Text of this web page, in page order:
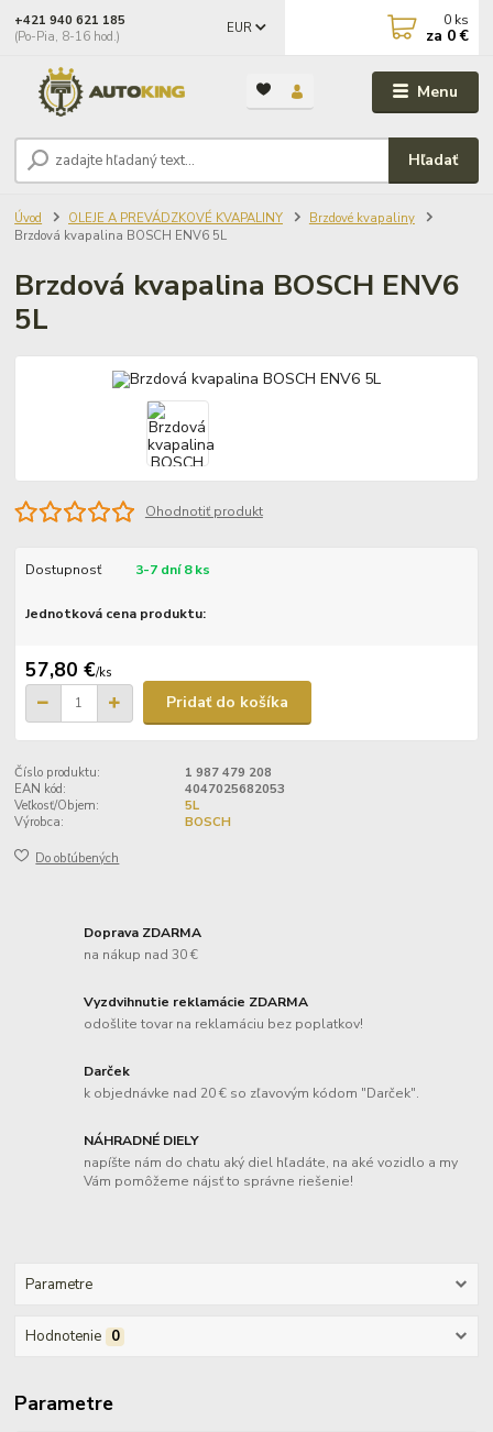
Menu
EUR
Hľadať
+421 940 621 185
(Po-Pia, 8-16 hod.)
0 ks
za 0 €
Úvod OLEJE A PREVÁDZKOVÉ KVAPALINY
Brzdové kvapaliny
Brzdová kvapalina BOSCH ENV6 5L
Brzdová kvapalina BOSCH ENV6
5L
Ohodnotiť produkt
Dostupnosť 3-7 dní 8 ks
Jednotková cena produktu:
57,80 €/ks
Pridať do košíka
Číslo produktu:
1 987 479 208
EAN kód:
4047025682053
Veľkosť/Objem:
5L
Výrobca:
BOSCH
Do obľúbených
Doprava ZDARMA
na nákup nad 30 €
Vyzdvihnutie reklamácie ZDARMA
odošlite tovar na reklamáciu bez poplatkov!
Darček
k objednávke nad 20 € so zľavovým kódom "Darček".
NÁHRADNÉ DIELY
napíšte nám do chatu aký diel hľadáte, na aké vozidlo a my
Vám pomôžeme nájsť to správne riešenie!
Parametre
Hodnotenie 0
Parametre